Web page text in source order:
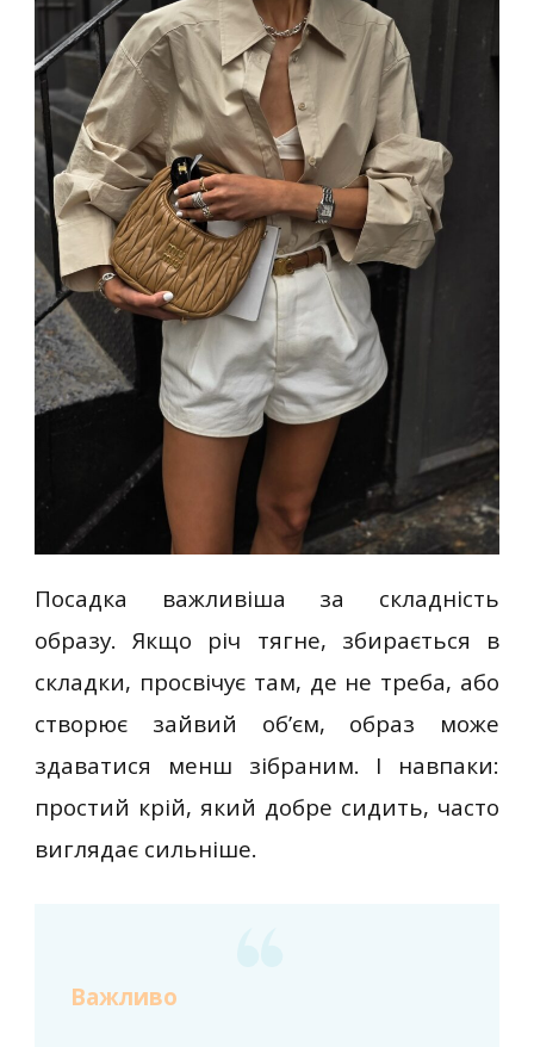
Посадка важливіша за складність
образу. Якщо річ тягне, збирається в
складки, просвічує там, де не треба, або
створює зайвий об’єм, образ може
здаватися менш зібраним. І навпаки:
простий крій, який добре сидить, часто
виглядає сильніше.
Важливо